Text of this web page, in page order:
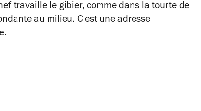
travaille le gibier, comme dans la tourte de
au milieu. C'est une adresse